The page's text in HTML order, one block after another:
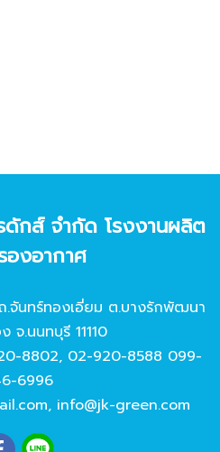
ดักส์ จํากัด โรงงานผลิต
องอากาศ
จันทร์ทองเอี่ยม ต.บางรักพัฒนา
จ.นนทบุรี 11110
8802, 02-920-8588 099-
6996
, info@jk-green.com